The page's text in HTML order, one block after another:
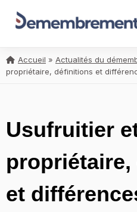
Accueil » Actualités du
propriétaire, définitions et
Usufruitier
et